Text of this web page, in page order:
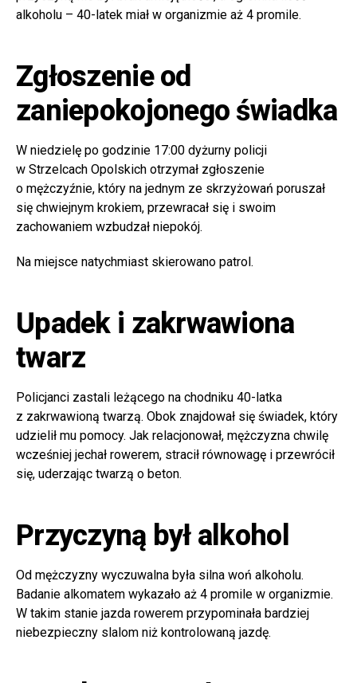
alkoholu – 40-latek miał w organizmie aż 4 promile.
Zgłoszenie od
zaniepokojonego świadka
W niedzielę po godzinie 17:00 dyżurny policji
w Strzelcach Opolskich otrzymał zgłoszenie
o mężczyźnie, który na jednym ze skrzyżowań poruszał
się chwiejnym krokiem, przewracał się i swoim
zachowaniem wzbudzał niepokój.
Na miejsce natychmiast skierowano patrol.
Upadek i zakrwawiona
twarz
Policjanci zastali leżącego na chodniku 40-latka
z zakrwawioną twarzą. Obok znajdował się świadek, który
udzielił mu pomocy. Jak relacjonował, mężczyzna chwilę
wcześniej jechał rowerem, stracił równowagę i przewrócił
się, uderzając twarzą o beton.
Przyczyną był alkohol
Od mężczyzny wyczuwalna była silna woń alkoholu.
Badanie alkomatem wykazało aż 4 promile w organizmie.
W takim stanie jazda rowerem przypominała bardziej
niebezpieczny slalom niż kontrolowaną jazdę.